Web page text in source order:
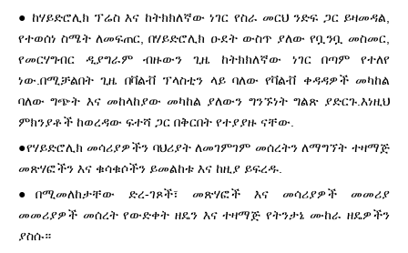
● ከሃይድሮሊክ ፕሬስ እና ከትክክለኛው ነገር የስራ መርህ ንድፍ ጋር ይዛመዳል,
የተወሰነ ስሜት ለመፍጠር, በሃይድሮሊክ ዑደት ውስጥ ያለው የቧንቧ መስመር,
የመርሃግብር ዲያግራም ብዙውን ጊዜ ከትክክለኛው ነገር በጣም የተለየ
ነው.በሚቻልበት ጊዜ በቫልቭ ፕላስቲን ላይ ባለው የቫልቭ ቀዳዳዎች መካከል
ባለው ግጭት እና መከላከያው መካከል ያለውን ግንኙነት ግልጽ ያድርጉ.እነዚህ
ምክንያቶች ከወረዳው ፍተሻ ጋር በቅርበት የተያያዙ ናቸው.
●የሃይድሮሊክ መሳሪያዎችን ባህሪያት ለመገምገም መሰረትን ለማግኘት ተዛማጅ
መጽሃፎችን እና ቁሳቁሶችን ይመልከቱ እና ከዚያ ይፍረዱ.
●በሚመለከታቸው ድረ-ገጾች፣ መጽሃፎች እና መሳሪያዎች መመሪያ
መመሪያዎች መሰረት የውድቀት ዘዴን እና ተዛማጅ የትንታኔ ሙከራ ዘዴዎችን
ያስሱ።